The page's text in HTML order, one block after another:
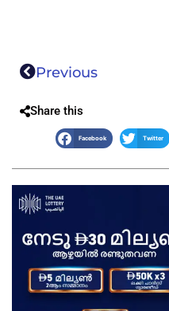
Previous
Share this
Facebook Twitter